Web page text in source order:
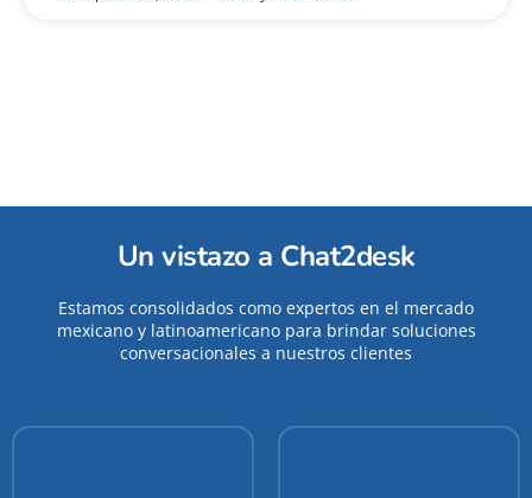
Un vistazo a Chat2desk
Estamos consolidados como expertos en el mercado
mexicano y latinoamericano para brindar soluciones
conversacionales a nuestros clientes